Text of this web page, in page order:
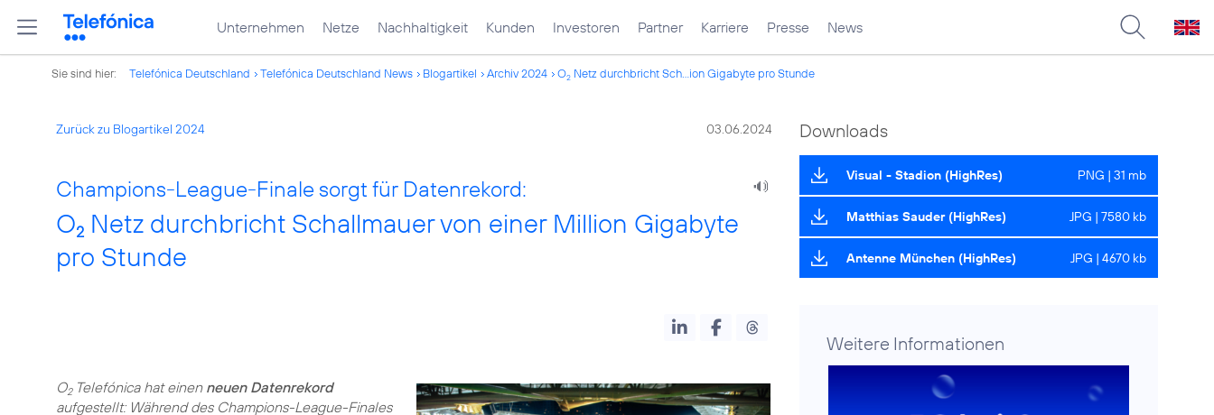
Unternehmen Netze Nachhaltigkeit Kunden Investoren Partner Karriere Presse News
Sie sind hier: Telefónica Deutschland Telefónica Deutschland News Blogartikel Archiv 2024 O2 Netz durchbricht Sch...ion Gigabyte pro Stunde
Zurück zu Blogartikel 2024 03.06.2024
Champions-League-Finale sorgt für Datenrekord:
O2 Netz durchbricht Schallmauer von einer Million Gigabyte
pro Stunde
O2Telefónica hat einen neuen Datenrekord
aufgestellt: Während des Champions-League-Finales
Downloads
Visual - Stadion (HighRes) PNG | 31 mb
Matthias Sauder (HighRes) JPG | 7580 kb
Antenne München (HighRes) JPG | 4670 kb
Weitere Informationen